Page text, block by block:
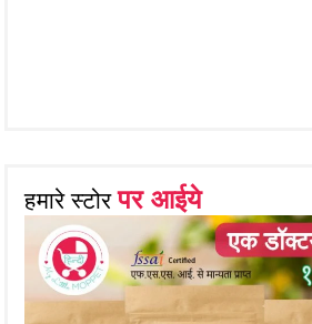
हमारे स्टोरपर आईये